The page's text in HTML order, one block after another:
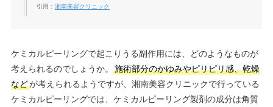
引用： 湘南美容クリニック
ケミカルピーリングで起こりうる副作用には、どのようなものが
考えられるのでしょうか。
施術部分のかゆみやピリピリ感、乾燥
などが考えられるようですが、湘南美容クリニックで行っている
ケミカルピーリングでは、ケミカルピーリング製剤の成分は角質